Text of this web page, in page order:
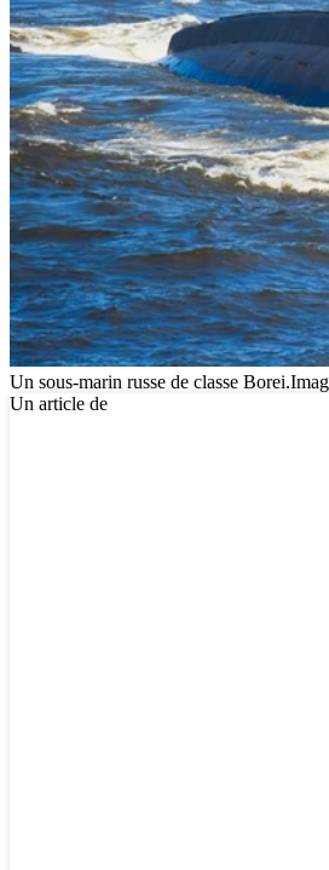
Un sous-marin russe de classe Borei.
Un article de